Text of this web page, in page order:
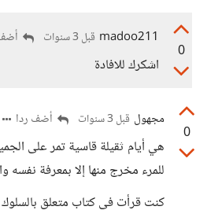
0
madoo211 قبل 3 سنوات
اشكرك للافادة
0
مجهول قبل 3 سنوات أضف ردا
هي أيام ثقيلة قاسية تمر على
للمرء مخرج منها إلا بمعرفة نفسه
كنت قرأت في كتاب متعلق بالسلوك